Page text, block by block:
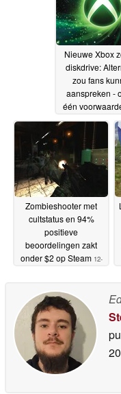
Nieuwe Xbox
diskdrive:
zou fans
aanspreken -
één
2026
Zombieshooter met
cultstatus en 94%
positieve
beoordelingen zakt
onder $2 op Steam 12-